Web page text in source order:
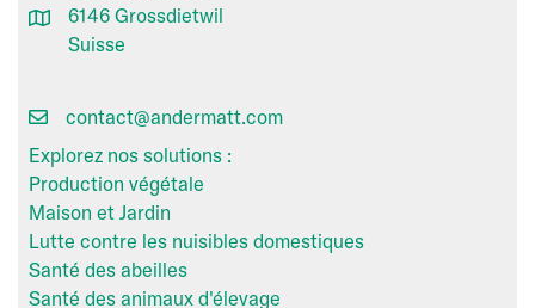
6146 Grossdietwil
Suisse
contact@andermatt.com
Explorez nos solutions :
Production végétale
Maison et Jardin
Lutte contre les nuisibles domestiques
Santé des abeilles
Santé des animaux d'élevage